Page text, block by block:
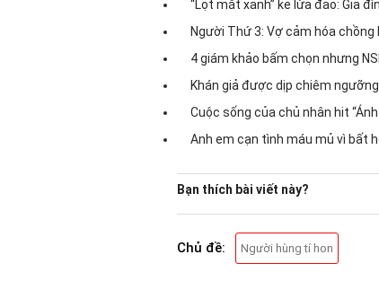
“Lọt mắt xanh” kẻ lừa đảo: Gia
Người Thứ 3: Vợ cảm hóa
4 giám khảo bấm chọn nhưng
Khán giả được dịp chiêm
Cuộc sống của chủ nhân hit
Anh em cạn tình máu mủ vì bất
Bạn thích bài viết này?
Chủ đề: Người hùng tí hon